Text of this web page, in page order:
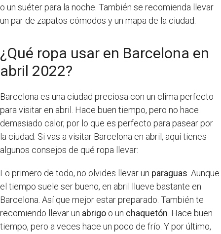
o un suéter para la noche. También se recomienda llevar
un par de zapatos cómodos y un mapa de la ciudad.
¿Qué ropa usar en Barcelona en
abril 2022?
Barcelona es una ciudad preciosa con un clima perfecto
para visitar en abril. Hace buen tiempo, pero no hace
demasiado calor, por lo que es perfecto para pasear por
la ciudad. Si vas a visitar Barcelona en abril, aquí tienes
algunos consejos de qué ropa llevar:
Lo primero de todo, no olvides llevar un paraguas . Aunque
el tiempo suele ser bueno, en abril llueve bastante en
Barcelona. Así que mejor estar preparado. También te
recomiendo llevar un abrigo o un chaquetón . Hace buen
tiempo, pero a veces hace un poco de frío. Y por último,